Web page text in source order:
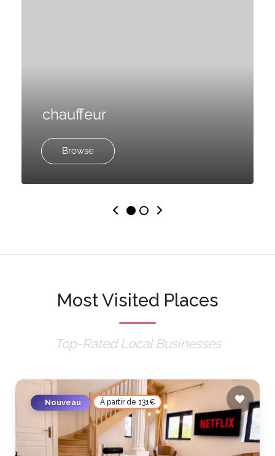
chauffeur
Browse
Most Visited Places
Top-Rated Local Businesses
Nouveau À partir de 131€